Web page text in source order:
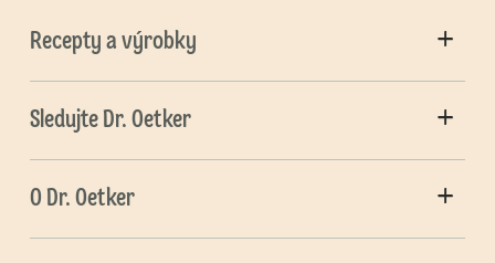
Recepty a výrobky
Sledujte Dr. Oetker
O Dr. Oetker